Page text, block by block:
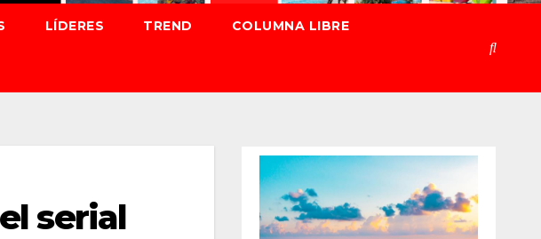
LÍDERES TREND COLUMNA LIBRE
serial